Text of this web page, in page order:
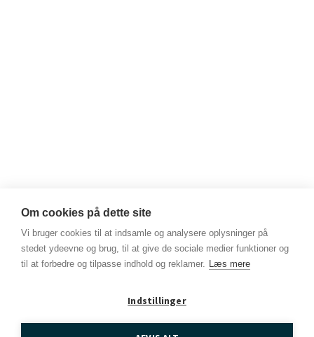
TID / kl. 16.00-17.00
I anledning af Randers Biblioteks Solsikkefestival, der sætter
stillestund på museet. Her er der mulighed for at opleve museet
Om cookies på dette site
Vi bruger cookies til at indsamle og analysere oplysninger på
stedet ydeevne og brug, til at give de sociale medier funktioner og
til at forbedre og tilpasse indhold og reklamer. Læs mere
Indstillinger